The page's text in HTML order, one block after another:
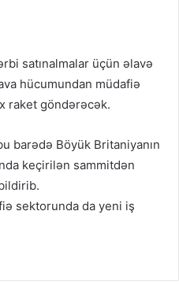
satınalmalar üçün əlavə
hücumundan müdafiə
raket göndərəcək.
barədə Böyük Britaniyanın
keçirilən sammitdən
sektorunda da yeni iş